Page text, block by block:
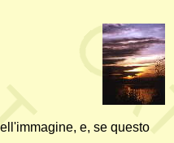
e, se questo